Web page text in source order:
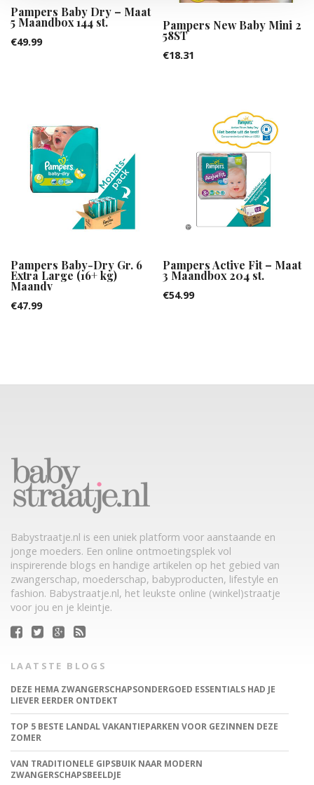
Pampers Baby Dry – Maat
5 Maandbox 144 st.
€49.99
Pampers New Baby Mini 2
58ST
€18.31
Pampers Baby-Dry Gr. 6
Extra Large (16+ kg)
Maandv
€47.99
Pampers Active Fit – Maat
3 Maandbox 204 st.
€54.99
Babystraatje.nl is een uniek platform voor aanstaande en
jonge moeders. Een online ontmoetingsplek vol
inspirerende blogs en handige artikelen op het gebied van
zwangerschap, moederschap, babyproducten, lifestyle en
fashion. Babystraatje.nl, het leukste online (winkel)straatje
voor jou en je kleintje.
LAATSTE BLOGS
DEZE HEMA ZWANGERSCHAPSONDERGOED ESSENTIALS HAD JE
LIEVER EERDER ONTDEKT
TOP 5 BESTE LANDAL VAKANTIEPARKEN VOOR GEZINNEN DEZE
ZOMER
VAN TRADITIONELE GIPSBUIK NAAR MODERN
ZWANGERSCHAPSBEELDJE